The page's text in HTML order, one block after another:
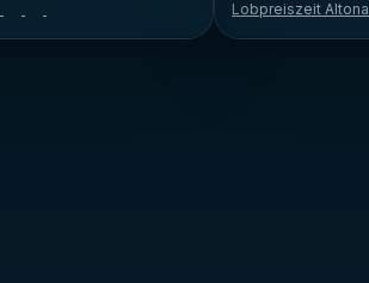
Lobpreiszeit Altona